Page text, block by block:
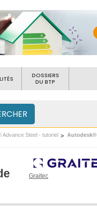
DOSSIERS
DU BTP
Advance Steel - tutoriel
Autodesk®
Graitec